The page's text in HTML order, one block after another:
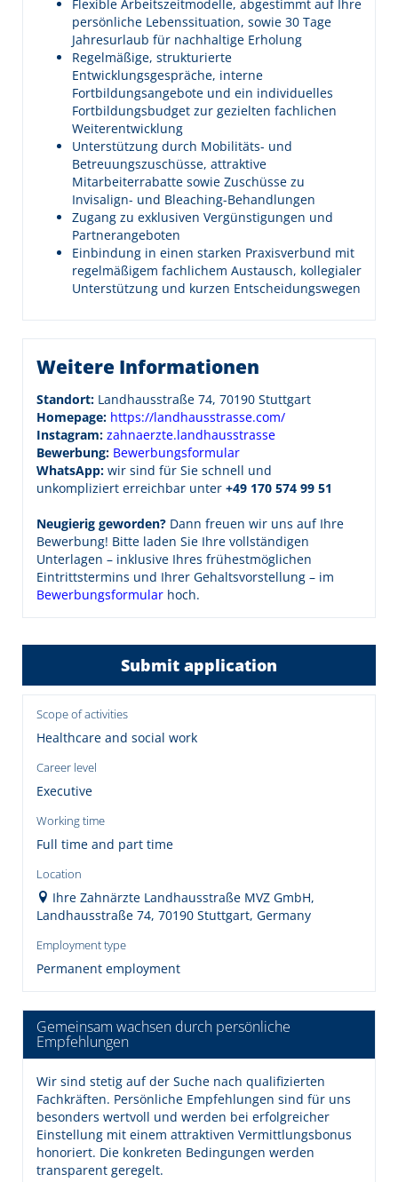
Flexible Arbeitszeitmodelle, abgestimmt auf Ihre
persönliche Lebenssituation, sowie 30 Tage
Jahresurlaub für nachhaltige Erholung
Regelmäßige, strukturierte
Entwicklungsgespräche, interne
Fortbildungsangebote und ein individuelles
Fortbildungsbudget zur gezielten fachlichen
Weiterentwicklung
Unterstützung durch Mobilitäts- und
Betreuungszuschüsse, attraktive
Mitarbeiterrabatte sowie Zuschüsse zu
Invisalign- und Bleaching-Behandlungen
Zugang zu exklusiven Vergünstigungen und
Partnerangeboten
Einbindung in einen starken Praxisverbund mit
regelmäßigem fachlichem Austausch, kollegialer
Unterstützung und kurzen Entscheidungswegen
Weitere Informationen
Standort: Landhausstraße 74, 70190 Stuttgart
Homepage: https://landhausstrasse.com/
Instagram: zahnaerzte.landhausstrasse
Bewerbung: Bewerbungsformular
WhatsApp: wir sind für Sie schnell und
unkompliziert erreichbar unter +49 170 574 99 51
Neugierig geworden? Dann freuen wir uns auf Ihre
Bewerbung! Bitte laden Sie Ihre vollständigen
Unterlagen – inklusive Ihres frühestmöglichen
Eintrittstermins und Ihrer Gehaltsvorstellung – im
Bewerbungsformular hoch.
Submit application
Scope of activities
Healthcare and social work
Career level
Executive
Working time
Full time and part time
Location
Ihre Zahnärzte Landhausstraße MVZ GmbH,
Landhausstraße 74, 70190 Stuttgart, Germany
Employment type
Permanent employment
Gemeinsam wachsen durch persönliche
Empfehlungen
Wir sind stetig auf der Suche nach qualifizierten
Fachkräften. Persönliche Empfehlungen sind für uns
besonders wertvoll und werden bei erfolgreicher
Einstellung mit einem attraktiven Vermittlungsbonus
honoriert. Die konkreten Bedingungen werden
transparent geregelt.